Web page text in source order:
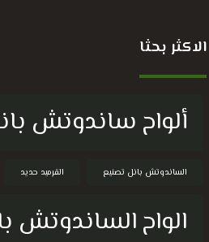
الاكثر بحثا
ألواح ساندوتش
الساندوتش بانل تصنيع القرميد حديد
الواح الساندوتش